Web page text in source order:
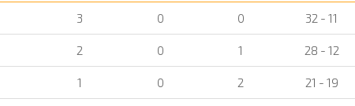
3 0 0 32 - 11
2 0 1 28 - 12
1 0 2 21 - 19